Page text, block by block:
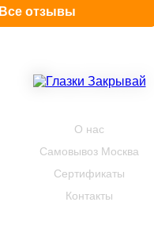
Все отзывы
О нас
Самовывоз Москва
Сертификаты
Контакты